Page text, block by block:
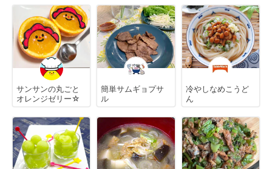
サンサンの丸ごと
オレンジゼリー☆
簡単サムギョプサ
ル
冷やしなめこうど
ん